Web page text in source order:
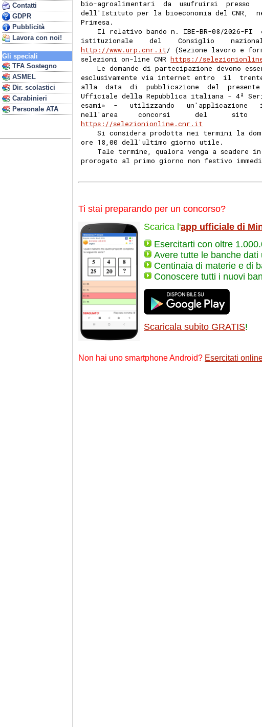
Contatti
GDPR
Pubblicità
Lavora con noi!
Gli speciali
TFA Sostegno
ASMEL
Dir. scolastici
Carabinieri
Personale ATA
bio-agroalimentari  da  usufruirsi  presso
dell'Istituto per la bioeconomia del CNR,
Primesa.
Il relativo bando n. IBE-BR-08/2026-FI
istituzionale    del    Consiglio
http://www.urp.cnr.it/ (Sezione lavoro e
selezioni on-line CNR https://
Le domande di partecipazione devono
esclusivamente via internet entro  il
alla  data  di  pubblicazione  del
Ufficiale della Repubblica italiana - 4ª
esami»  -   utilizzando   un'applicazione
nell'area     concorsi      del      sito
https://selezionionline.cnr.it
Si considera prodotta nei termini la
ore 18,00 dell'ultimo giorno utile.
Tale termine, qualora venga a scadere
prorogato al primo giorno non festivo
Ti stai preparando per un concorso?
Scarica l'app ufficiale di
Esercitarti con oltre
Avere tutte le banche
Centinaia di materie e di
Conoscere tutti i nuovi
Scaricala subito GRATIS!
Non hai uno smartphone Android? Esercitati